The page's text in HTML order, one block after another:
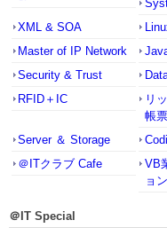
XML & SOA
Master of IP Network
Security & Trust
RFID＋IC
リ
帳票
Server ＆ Storage
＠ITクラブ Cafe
VB
ョ
＠IT Special